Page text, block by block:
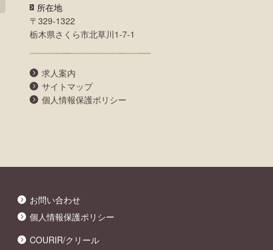
所在地
〒329-1322
栃木県さくら市北草川1-7-1
求人案内
サイトマップ
個人情報保護ポリシー
お問い合わせ
個人情報保護ポリシー
COURIR/クリール